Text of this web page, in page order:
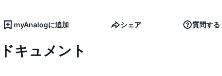
myAnalogに追加 シェア 質問する
ドキュメント